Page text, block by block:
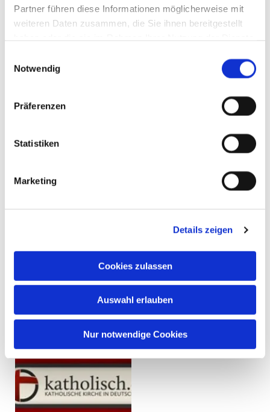
Partner führen diese Informationen möglicherweise mit
weiteren Daten zusammen, die Sie ihnen bereitgestellt
Notwendig
Präferenzen
Statistiken
Marketing
Details zeigen
Cookies zulassen
Auswahl erlauben
Nur notwendige Cookies